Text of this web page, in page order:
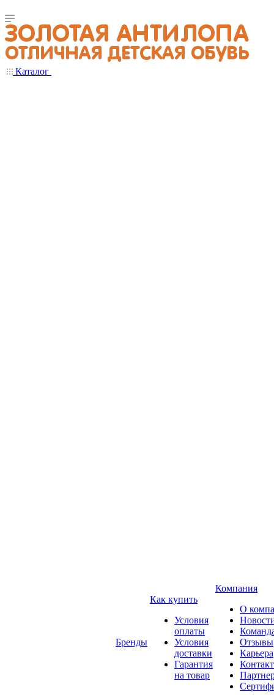
Каталог
Бренды
Как купить
Условия
оплаты
Условия
доставки
Гарантия
на товар
Компания
О
Отзывы
Карьера